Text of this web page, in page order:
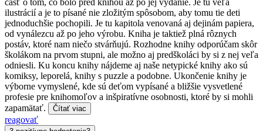
ilustrácií a je to písané nie zložitým spôsobom, aby tomu tie deti
jednoduchšie pochopili. Je tu kapitola venovaná aj dejinám papiera,
od vynálezcu až po jeho výrobu. Kniha je taktiež plná rôznych
postáv, ktoré nam niečo stvárňujú. Rozhodne knihy odporúčam skôr
školákom na prvom stupni, ale možno aj predškoláci by si z nej veľa
odniesli. Ku koncu knihy nájdeme aj naše netypické knihy ako sú
komiksy, leporelá, knihy s puzzle a podobne. Ukončenie knihy je
výborne vymyslené, kde sú deťom vypísané a bližšie vysvetlené
profesie pre knihomoľov a inšpiratívne osobnosti, ktoré by si mohli
zapamätať.
Čítať viac
reagovať